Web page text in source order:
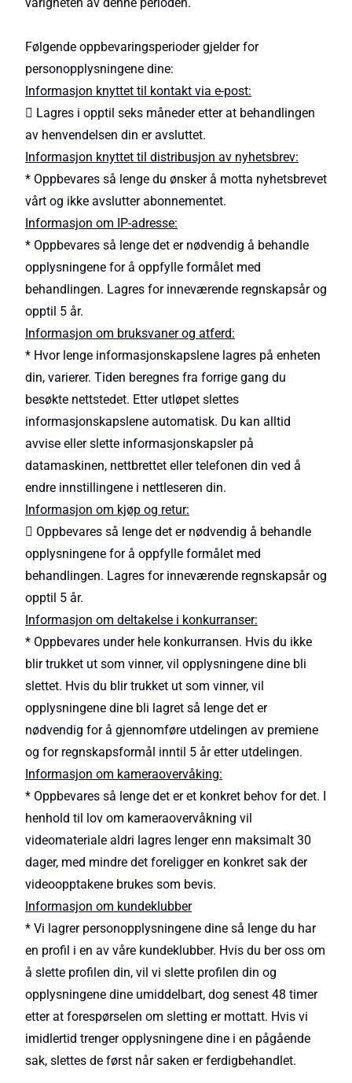
Følgende oppbevaringsperioder gjelder for
personopplysningene dine:
Informasjon knyttet til kontakt via e-post:
 Lagres i opptil seks måneder etter at behandlingen
av henvendelsen din er avsluttet.
Informasjon knyttet til distribusjon av nyhetsbrev:
* Oppbevares så lenge du ønsker å motta nyhetsbrevet
vårt og ikke avslutter abonnementet.
Informasjon om IP-adresse:
* Oppbevares så lenge det er nødvendig å behandle
opplysningene for å oppfylle formålet med
behandlingen. Lagres for inneværende regnskapsår og
opptil 5 år.
Informasjon om bruksvaner og atferd:
* Hvor lenge informasjonskapslene lagres på enheten
din, varierer. Tiden beregnes fra forrige gang du
besøkte nettstedet. Etter utløpet slettes
informasjonskapslene automatisk. Du kan alltid
avvise eller slette informasjonskapsler på
datamaskinen, nettbrettet eller telefonen din ved å
endre innstillingene i nettleseren din.
Informasjon om kjøp og retur:
 Oppbevares så lenge det er nødvendig å behandle
opplysningene for å oppfylle formålet med
behandlingen. Lagres for inneværende regnskapsår og
opptil 5 år.
Informasjon om deltakelse i konkurranser:
* Oppbevares under hele konkurransen. Hvis du ikke
blir trukket ut som vinner, vil opplysningene dine bli
slettet. Hvis du blir trukket ut som vinner, vil
opplysningene dine bli lagret så lenge det er
nødvendig for å gjennomføre utdelingen av premiene
og for regnskapsformål inntil 5 år etter utdelingen.
Informasjon om kameraovervåking:
* Oppbevares så lenge det er et konkret behov for det. I
henhold til lov om kameraovervåkning vil
videomateriale aldri lagres lenger enn maksimalt 30
dager, med mindre det foreligger en konkret sak der
videoopptakene brukes som bevis.
Informasjon om kundeklubber
* Vi lagrer personopplysningene dine så lenge du har
en profil i en av våre kundeklubber. Hvis du ber oss om
å slette profilen din, vil vi slette profilen din og
opplysningene dine umiddelbart, dog senest 48 timer
etter at forespørselen om sletting er mottatt. Hvis vi
imidlertid trenger opplysningene dine i en pågående
sak, slettes de først når saken er ferdigbehandlet.